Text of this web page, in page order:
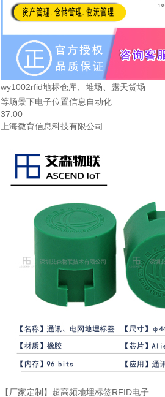
wy1002rfid地标仓库、堆场、露天货场
等场景下电子位置信息自动化
37.00
上海微育信息科技有限公司
【厂家定制】超高频地埋标签RFID电子